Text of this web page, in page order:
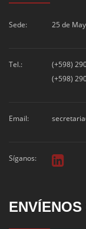
Sede: 25 de
Tel.:
(+598)
(+598)
Email:
Síganos: